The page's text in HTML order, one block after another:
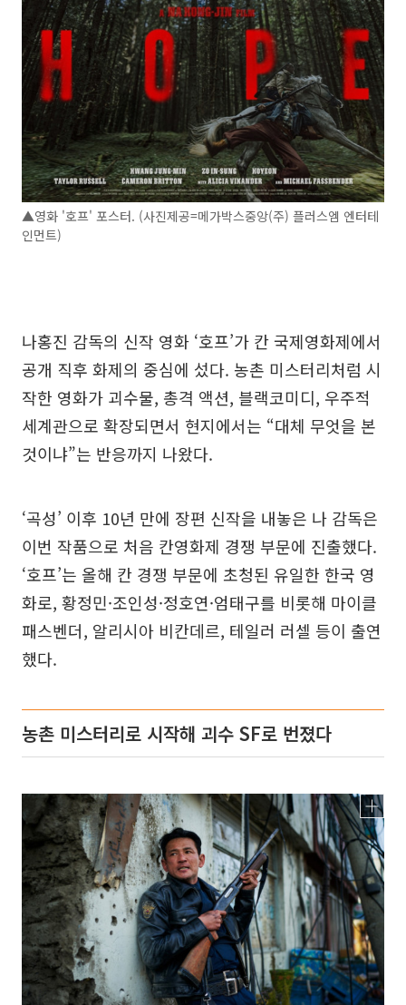
▲영화 '호프' 포스터. (사진제공=메가박스중앙(주) 플러스엠 엔터테
인먼트)
나홍진 감독의 신작 영화 ‘호프’가 칸 국제영화제에서
공개 직후 화제의 중심에 섰다. 농촌 미스터리처럼 시
작한 영화가 괴수물, 총격 액션, 블랙코미디, 우주적
세계관으로 확장되면서 현지에서는 “대체 무엇을 본
것이냐”는 반응까지 나왔다.
‘곡성’ 이후 10년 만에 장편 신작을 내놓은 나 감독은
이번 작품으로 처음 칸영화제 경쟁 부문에 진출했다.
‘호프’는 올해 칸 경쟁 부문에 초청된 유일한 한국 영
화로, 황정민·조인성·정호연·엄태구를 비롯해 마이클
패스벤더, 알리시아 비칸데르, 테일러 러셀 등이 출연
했다.
농촌 미스터리로 시작해 괴수 SF로 번졌다